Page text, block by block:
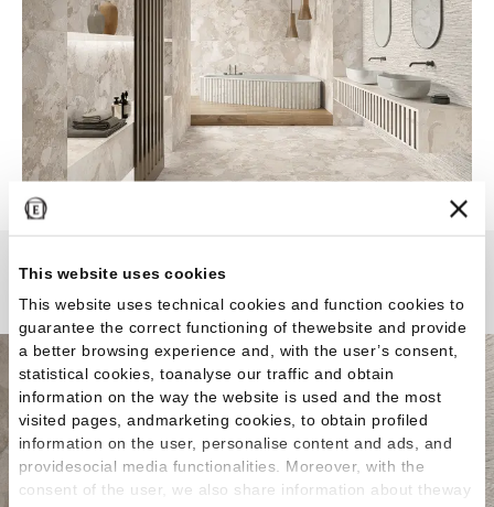
This website uses cookies
This website uses technical cookies and function cookies to
guarantee the correct functioning of thewebsite and provide
a better browsing experience and, with the user’s consent,
statistical cookies, toanalyse our traffic and obtain
information on the way the website is used and the most
visited pages, andmarketing cookies, to obtain profiled
information on the user, personalise content and ads, and
providesocial media functionalities. Moreover, with the
consent of the user, we also share information about theway
Matera Stone